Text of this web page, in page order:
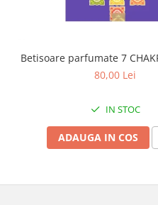
Betisoare parfumate 7
80,00 Lei
IN STOC
ADAUGA IN COS